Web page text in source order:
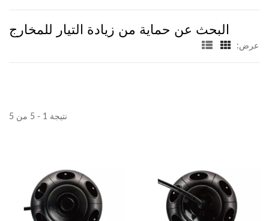
البحث عن حماية من زيادة التيار للمخارج
عرض:
نتيجة 1 - 5 من 5